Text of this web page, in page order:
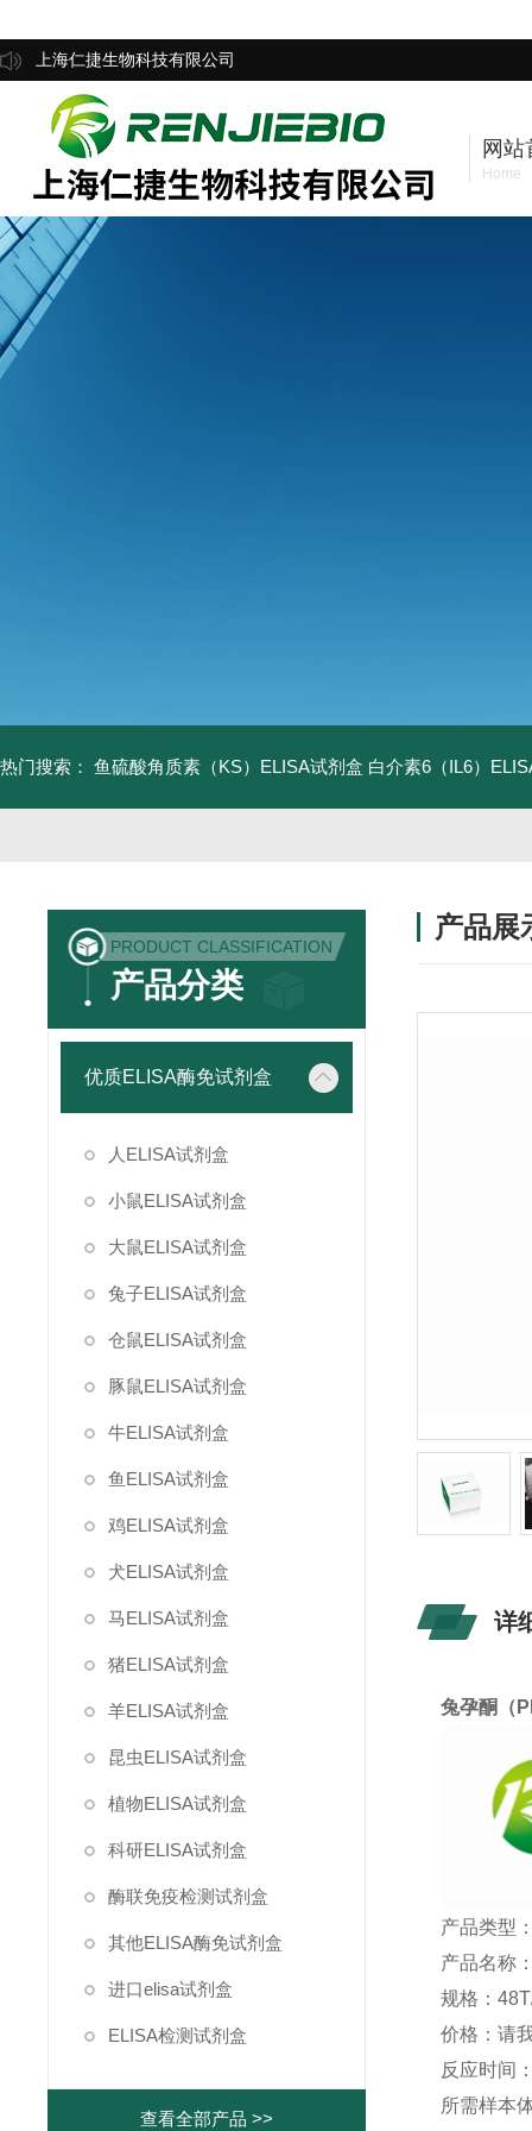
上海仁捷生物科技有限公司
网站
Home
热门搜索： 鱼硫酸角质素（KS）ELISA试剂盒 白介素6（IL6）
PRODUCT CLASSIFICATION
产品分类
优质ELISA酶免试剂盒
人ELISA试剂盒
小鼠ELISA试剂盒
大鼠ELISA试剂盒
兔子ELISA试剂盒
仓鼠ELISA试剂盒
豚鼠ELISA试剂盒
牛ELISA试剂盒
鱼ELISA试剂盒
鸡ELISA试剂盒
犬ELISA试剂盒
马ELISA试剂盒
猪ELISA试剂盒
羊ELISA试剂盒
昆虫ELISA试剂盒
植物ELISA试剂盒
科研ELISA试剂盒
酶联免疫检测试剂盒
其他ELISA酶免试剂盒
进口elisa试剂盒
ELISA检测试剂盒
查看全部产品 >>
产品展
详
兔孕酮（
产品类型
产品名称
规格：
价格：请
反应时间
所需样本